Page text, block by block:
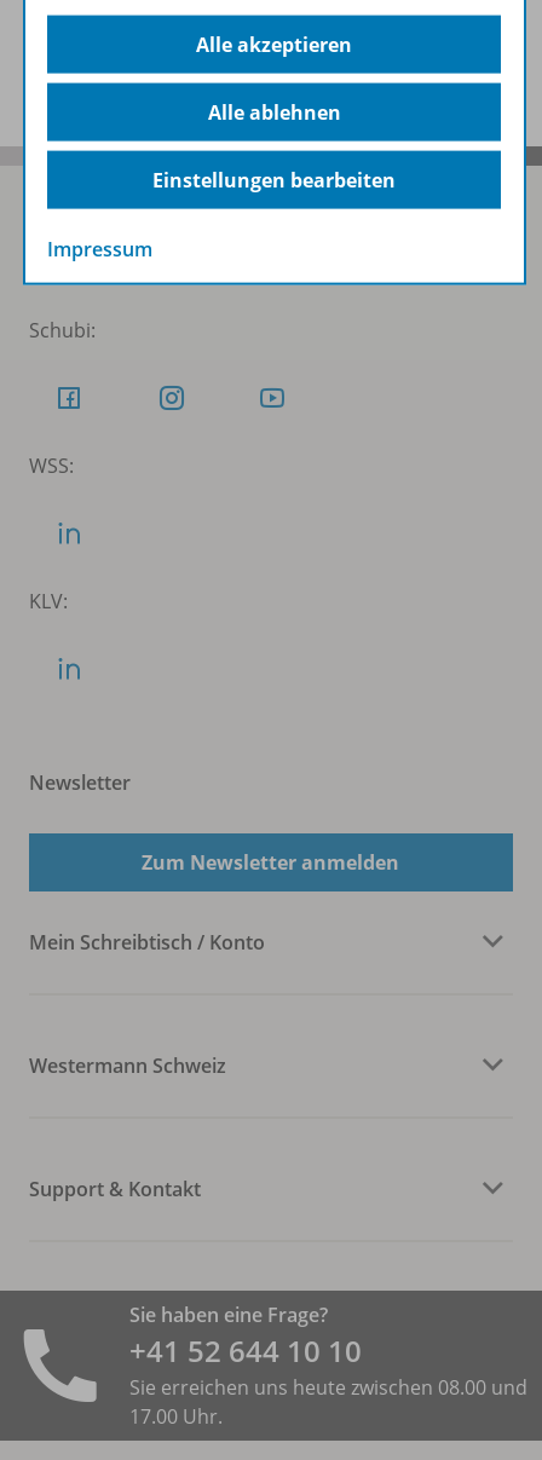
Benachrichtigungs-Service
Folgen Sie uns auf Social Media
Schubi:
WSS:
KLV:
Newsletter
Zum Newsletter anmelden
Mein Schreibtisch / Konto
Westermann Schweiz
Support & Kontakt
Sie haben eine Frage?
+41 52 644 10 10
Sie erreichen uns heute zwischen 08.00 und
17.00 Uhr.
Alle akzeptieren
Alle ablehnen
Einstellungen bearbeiten
Impressum